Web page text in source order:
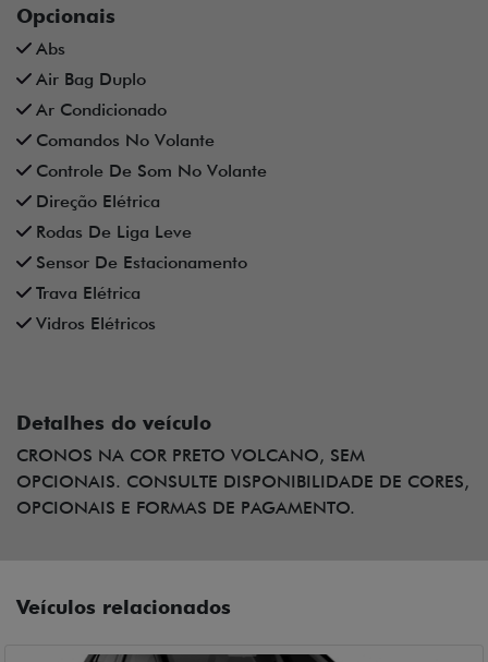
Opcionais
Abs
Air Bag Duplo
Ar Condicionado
Comandos No Volante
Controle De Som No Volante
Direção Elétrica
Rodas De Liga Leve
Sensor De Estacionamento
Trava Elétrica
Vidros Elétricos
Detalhes do veículo
CRONOS NA COR PRETO VOLCANO, SEM
OPCIONAIS. CONSULTE DISPONIBILIDADE DE CORES,
OPCIONAIS E FORMAS DE PAGAMENTO.
Veículos relacionados